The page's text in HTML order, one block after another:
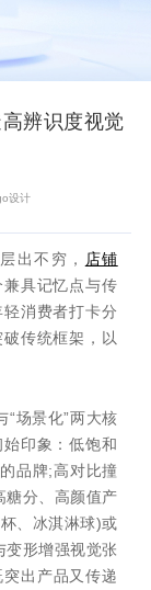
辨识度视觉
设计
出不穷， 店铺
具记忆点与传
消费者打卡分
传统框架，以
场景化”两大核
印象：低饱和
品牌;高对比撞
糖分、高颜值产
、冰淇淋球)或
变形增强视觉张
出产品又传递